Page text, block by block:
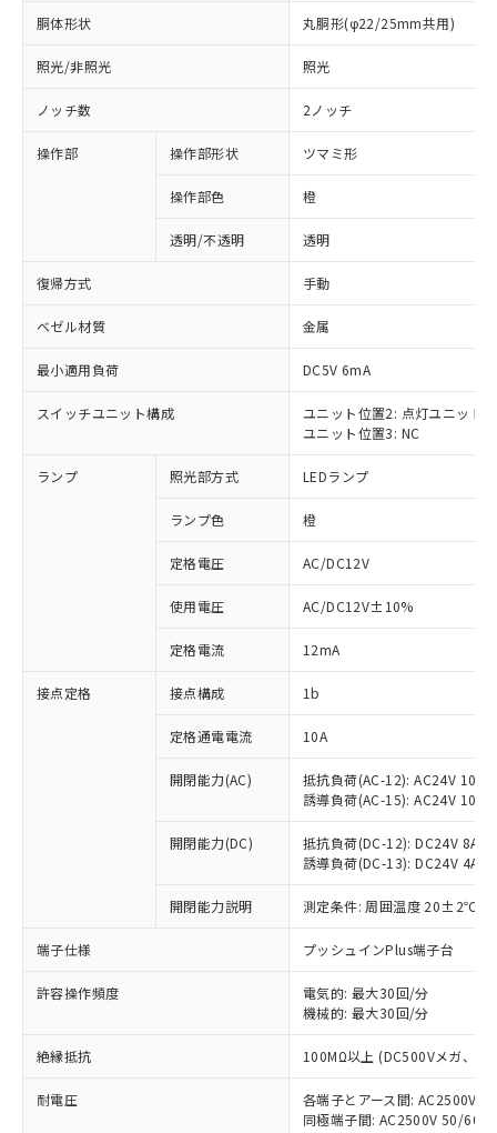
胴体形状 丸胴形(φ22/25mm共用)
照光/非照光 照光
ノッチ数 2ノッチ
操作部 操作部形状 ツマミ形
操作部色 橙
透明/不透明 透明
復帰方式 手動
ベゼル材質 金属
最小適用負荷 DC5V 6mA
スイッチユニット構成
ユニット位置2: 点灯ユニット
ユニット位置3: NC
ランプ 照光部方式 LEDランプ
ランプ色 橙
定格電圧 AC/DC12V
使用電圧 AC/DC12V±10%
定格電流 12mA
接点定格 接点構成 1b
定格通電電流 10A
開閉能力(AC)
抵抗負荷(AC-12): AC24V 10A/
誘導負荷(AC-15): AC24V
開閉能力(DC)
抵抗負荷(DC-12): DC24V 8A/
誘導負荷(DC-13): DC24V 4A/
開閉能力説明 測定条件: 周囲温度 20±2℃、
端子仕様 プッシュインPlus端子台
許容操作頻度
電気的: 最大30回/分
機械的: 最大30回/分
絶縁抵抗 100MΩ以上 (DC500Vメガ、点
耐電圧
各端子とアース間: AC2500V
同極端子間: AC2500V 50/
ご利用条件
以下の条件をお読みいただき、同意のうえ
本サービスは、当社制御機器事業取扱
商品の当社在庫状況および標準価格
(税抜)を提供させていただくもので
当社制御機器事業取扱商品の中には、
本サービスの対象外となる商品もある
ことをご了承ください。
在庫状況および標準価格照会結果は、
記載している更新日時点での社内デー
タに基づき作成されるものであり、閲
覧された時点での実際の在庫および標
準価格とは異なる場合があることをご
対応済み：EU RoHS指令（10物質）の
非含有に対応した製品が提供可能な商品で
す。
対応予定：EU RoHS指令（10物質）の非含
有に対応した製品に切り替える予定のある
対応予定なし：EU RoHS指令（10物質）の
非含有に非対応の商品で、対応品を出す予
調査・確認中：EU RoHS指令（10物質）の
非含有の対応状況を調査中または確認中の
非該当品：ライセンス料など無形物で、有
害物質有無と関係のない商品です。
仕入先様の事情により、非含有部品として
いたものが、含有品と判明した場合などや
むを得ず変更することがあります。
*EU RoHS指令（10物質）：
鉛(Pb) 1000ppm以下、 水銀(Hg) 1000ppm以下、 カド
六価クロム(Cr(Ⅵ)) 1000ppm以下、ポリ臭化ビフェニル
類(PBB) 1000ppm以下、ポリ臭化ジフェニルエーテル類
「○」：最大均質材料含有率が中国RoHSの
基準値以下であることを示します。
「×」：最大均質材料含有率が中国RoHSの
基準値を超えていることを示します。
「－」：未確認です。当社販売部門へお問
*中国RoHS10物質の基準値 (GB/T26572)：
Pb(鉛) :1000ppm、 Hg(水銀) : 1000ppm、 Cd(カドミウ
Cr(Ⅵ)(六価クロム) : 1000ppm、 PBBs(ポリ臭化ビフェ
当社は、これら貴社製品のうち、外国
為替および外国貿易法に定める商品
（以下｢規制貨物等」という）を輸出
または国外への提供する場合は、日本
可)を取得するなどの必要な手続きを